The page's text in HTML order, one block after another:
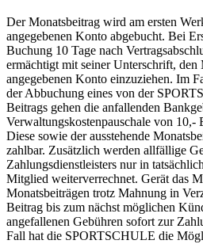
Der Monatsbeitrag wird am ersten
angegebenen Konto abgebucht. Bei
Buchung 10 Tage nach
ermächtigt mit seiner Unterschrift,
angegebenen Konto einzuziehen. Im
der Abbuchung eines von der
Beitrags gehen die anfallenden
Verwaltungskostenpauschale von 10,-
Diese sowie der ausstehende
zahlbar. Zusätzlich werden allfällige
Zahlungsdienstleisters nur in
Mitglied weiterverrechnet. Gerät das
Monatsbeiträgen trotz Mahnung in
Beitrag bis zum nächst möglichen
angefallenen Gebühren sofort zur
Fall hat die SPORTSCHULE die